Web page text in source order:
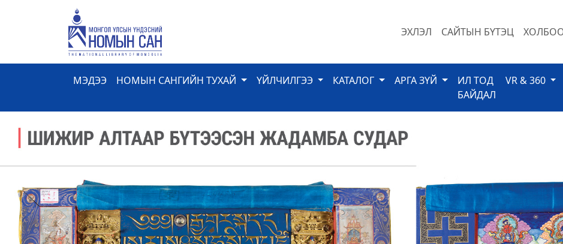
ЭХЛЭЛ САЙТЫН БҮТЭЦ
МЭДЭЭ НОМЫН САНГИЙН ТУХАЙ ҮЙЛЧИЛГЭЭ КАТАЛОГ АРГА ЗҮЙ
ИЛ ТОД
БАЙДАЛ
VR & 360
Previous